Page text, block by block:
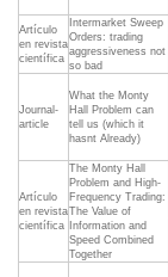
Artículo
en revista
científica
Intermarket Sweep
Orders: trading
aggressiveness not
so bad
Journal-
article
What the Monty
Hall Problem can
tell us (which it
hasnt Already)
Artículo
en revista
científica
The Monty Hall
Problem and High-
Frequency Trading:
The Value of
Information and
Speed Combined
Together